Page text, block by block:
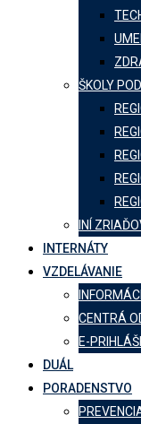
ŠKOLY
INÍ
INTERNÁTY
VZDELÁVANIE
CENTRÁ
E-
DUÁL
PORADENSTVO